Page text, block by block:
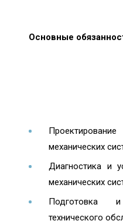
Основные
механических
Диагностика и
механических
Подготовка
технического